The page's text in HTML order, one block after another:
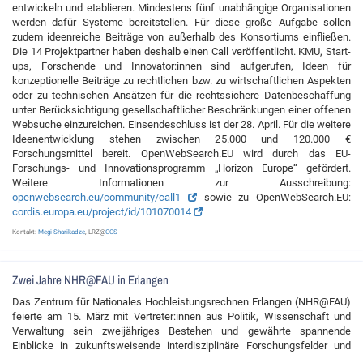
entwickeln und etablieren. Mindestens fünf unabhängige Organisationen
werden dafür Systeme bereitstellen. Für diese große Aufgabe sollen
zudem ideenreiche Beiträge von außerhalb des Konsortiums einfließen.
Die 14 Projektpartner haben deshalb einen Call veröffentlicht. KMU, Start-
ups, Forschende und Innovator:innen sind aufgerufen, Ideen für
konzeptionelle Beiträge zu rechtlichen bzw. zu wirtschaftlichen Aspekten
oder zu technischen Ansätzen für die rechtssichere Datenbeschaffung
unter Berücksichtigung gesellschaftlicher Beschränkungen einer offenen
Websuche einzureichen. Einsendeschluss ist der 28. April. Für die weitere
Ideenentwicklung stehen zwischen 25.000 und 120.000 €
Forschungsmittel bereit. OpenWebSearch.EU wird durch das EU-
Forschungs- und Innovationsprogramm „Horizon Europe“ gefördert.
Weitere Informationen zur Ausschreibung:
openwebsearch.eu/community/call1
sowie zu OpenWebSearch.EU:
cordis.europa.eu/project/id/101070014
Kontakt: Megi Sharikadze , LRZ@GCS
Zwei Jahre NHR@FAU in Erlangen
Das Zentrum für Nationales Hochleistungsrechnen Erlangen (NHR@FAU)
feierte am 15. März mit Vertreter:innen aus Politik, Wissenschaft und
Verwaltung sein zweijähriges Bestehen und gewährte spannende
Einblicke in zukunftsweisende interdisziplinäre Forschungsfelder und